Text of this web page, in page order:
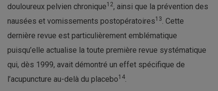
douloureux pelvien chronique12, ainsi que la prévention des
nausées et vomissements postopératoires13. Cette
dernière revue est particulièrement emblématique
puisqu’elle actualise la toute première revue systématique
qui, dès 1999, avait démontré un effet spécifique de
l’acupuncture au-delà du placebo14.